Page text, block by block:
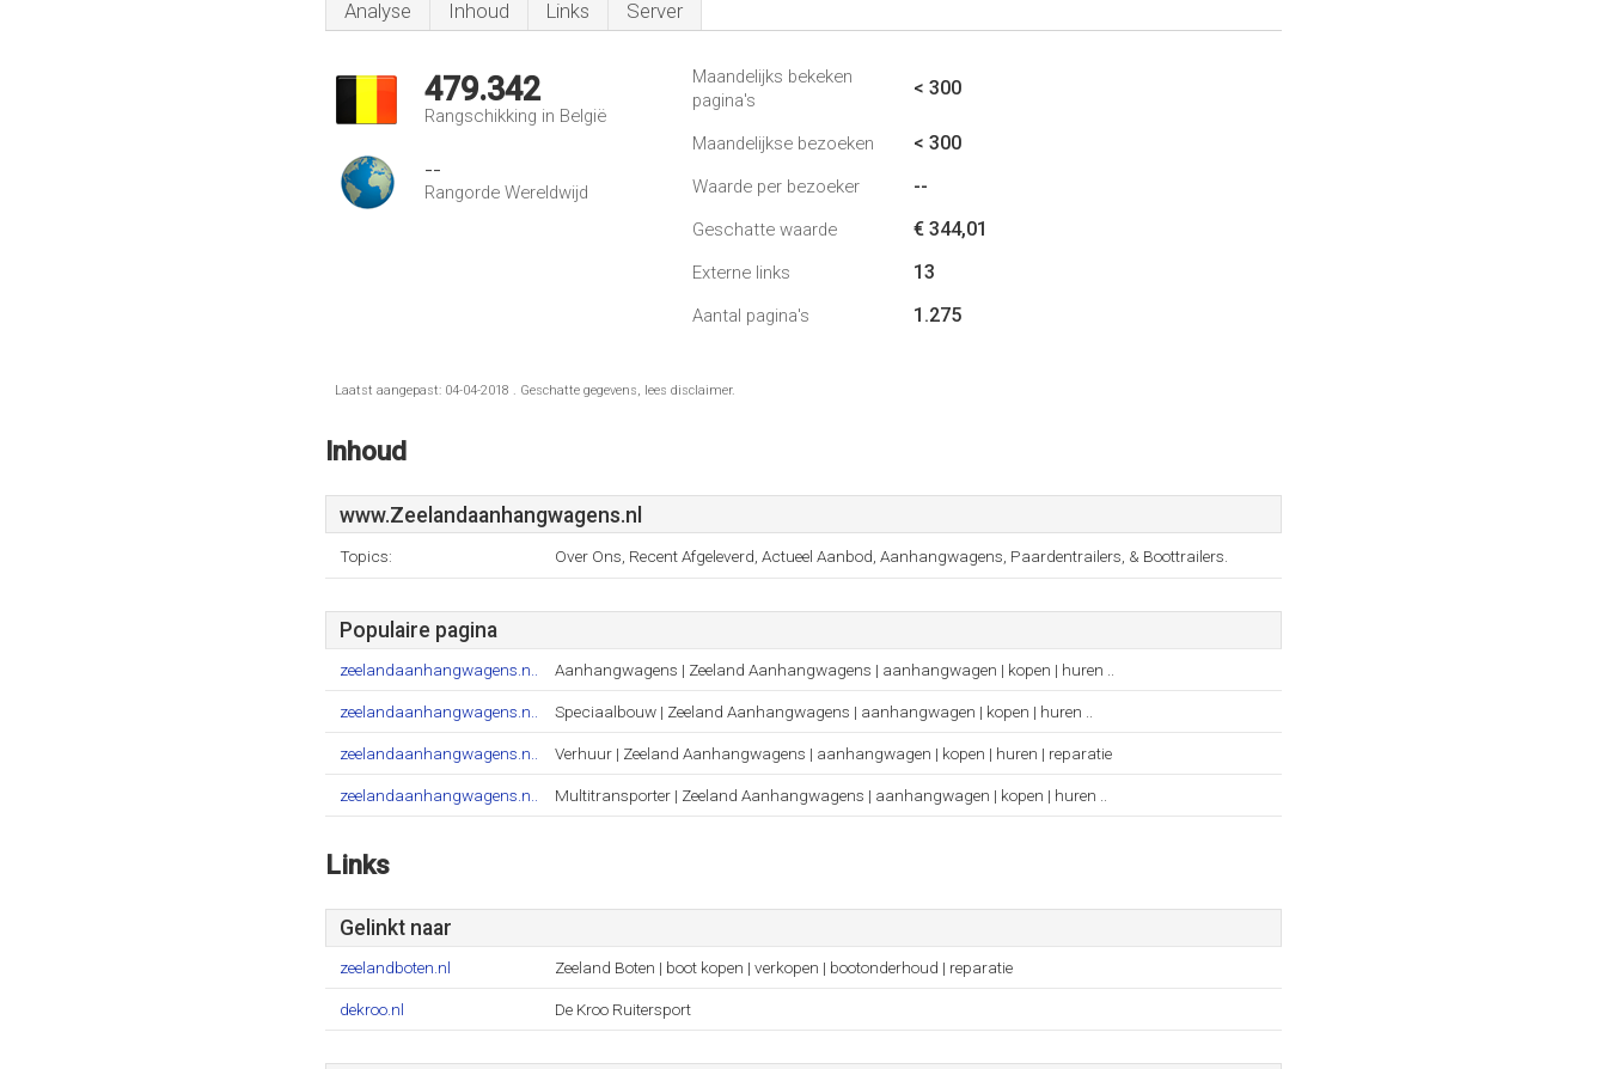
Analyse Inhoud Links Server
479.342
Rangschikking in België
--
Rangorde Wereldwijd
Maandelijks bekeken
pagina's
< 300
Maandelijkse bezoeken < 300
Waarde per bezoeker --
Geschatte waarde € 344,01
Externe links 13
Aantal pagina's 1.275
Laatst aangepast: 04-04-2018 . Geschatte gegevens, lees disclaimer.
Inhoud
www.Zeelandaanhangwagens.nl
Topics: Over Ons, Recent Afgeleverd, Actueel Aanbod, Aanhangwagens, Paardentrailers, & Boottrailers.
Populaire pagina
zeelandaanhangwagens.n.. Aanhangwagens | Zeeland Aanhangwagens | aanhangwagen | kopen | huren ..
zeelandaanhangwagens.n.. Speciaalbouw | Zeeland Aanhangwagens | aanhangwagen | kopen | huren ..
zeelandaanhangwagens.n.. Verhuur | Zeeland Aanhangwagens | aanhangwagen | kopen | huren | reparatie
zeelandaanhangwagens.n.. Multitransporter | Zeeland Aanhangwagens | aanhangwagen | kopen | huren ..
Links
Gelinkt naar
zeelandboten.nl Zeeland Boten | boot kopen | verkopen | bootonderhoud | reparatie
dekroo.nl De Kroo Ruitersport